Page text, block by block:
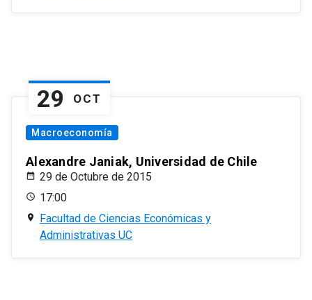
29 OCT
Macroeconomía
Alexandre Janiak, Universidad de Chile
29 de Octubre de 2015
17:00
Facultad de Ciencias Económicas y
Administrativas UC